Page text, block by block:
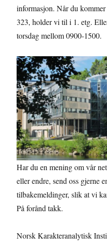
informasjon. Når du
323, holder vi til i 1. etg.
torsdag mellom 0900-1500.
Har du en mening om vår
eller endre, send oss gjerne
tilbakemeldinger, slik at vi
På forånd takk.
Norsk Karakteranalytisk